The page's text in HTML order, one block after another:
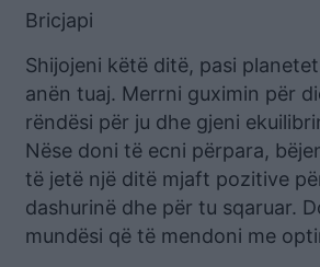
Bricjapi
Shijojeni këtë ditë, pasi
anën tuaj. Merrni guximin për
rëndësi për ju dhe gjeni
Nëse doni të ecni përpara,
të jetë një ditë mjaft pozitive
dashurinë dhe për tu sqaruar.
mundësi që të mendoni me